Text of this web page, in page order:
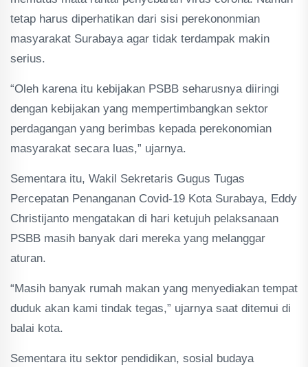
tetap harus diperhatikan dari sisi perekononmian
masyarakat Surabaya agar tidak terdampak makin
serius.
“Oleh karena itu kebijakan PSBB seharusnya diiringi
dengan kebijakan yang mempertimbangkan sektor
perdagangan yang berimbas kepada perekonomian
masyarakat secara luas,” ujarnya.
Sementara itu, Wakil Sekretaris Gugus Tugas
Percepatan Penanganan Covid-19 Kota Surabaya, Eddy
Christijanto mengatakan di hari ketujuh pelaksanaan
PSBB masih banyak dari mereka yang melanggar
aturan.
“Masih banyak rumah makan yang menyediakan tempat
duduk akan kami tindak tegas,” ujarnya saat ditemui di
balai kota.
Sementara itu sektor pendidikan, sosial budaya